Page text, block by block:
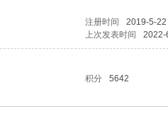
注册时间
2019-5-
上次发表时间 2022-
积分 5642